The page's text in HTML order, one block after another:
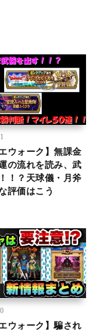
ウォーク】無課金
の流れを読み、武
！？天球儀・月斧
評価はこう
ウォーク】騙され